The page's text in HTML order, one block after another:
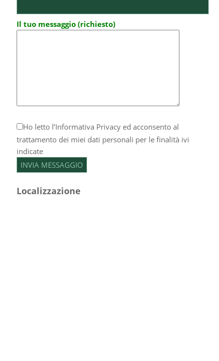
Il tuo messaggio (richiesto)
Ho letto l’Informativa Privacyed acconsento al
trattamento dei miei dati personali per le finalità ivi
indicate
Localizzazione